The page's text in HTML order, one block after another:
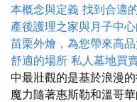
本概念與定義 找到合適
產後護理之家與月子中
苗栗外燴，為您帶來高
舒適的場所 私人墓地買
中最壯觀的是基於浪漫
魔力隨著惠斯勒和溫哥